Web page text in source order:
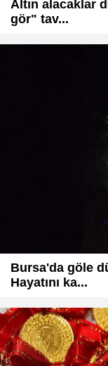
Altın alacaklar
gör" tav...
Bursa'da göle
Hayatını ka...